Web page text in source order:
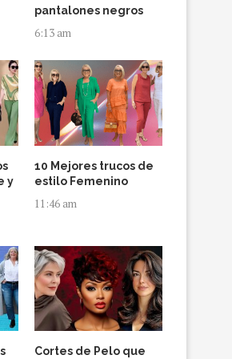
pantalones negros
6:13 am
y
10 Mejores trucos de
estilo Femenino
11:46 am
Cortes de Pelo que